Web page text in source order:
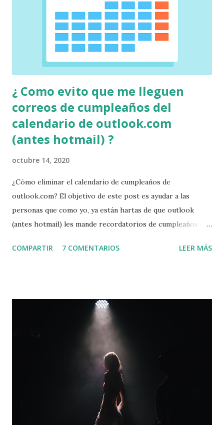
¿ Como evito que me lleguen
correos de cumpleaños del
calendario de outlook.com
(antes hotmail) ?
octubre 14, 2020
¿Cómo eliminar el calendario de cumpleaños de
outlook.com? El objetivo de este post es ayudar a las
personas que como yo, ya están hartas de que outlook
(antes hotmail) les mande recordatorios de cumpleaños de
entrada. Cuando investigue como rayos hacer eso; no había
arriba) 3. Se abrirá una columna a la derecha que tiene el
nombre de "configuración". 4. Ve hasta abajo de la columna y
da click en "Ver toda la configuración de outlook" 5. Se
abrirá una ventana. En esa ve a "calendario" en el menu
izquierdo de esta ventana 6. Aparecerá la sección "Vista" al
lado derecho de esta ventana 7. Baja hasta el final de esta
sección y veras que aparece "Calendario de cumpleaños" 8.
Desmarca la opción que dice "Calendar...
COMPARTIR 7 COMENTARIOS LEER MÁS